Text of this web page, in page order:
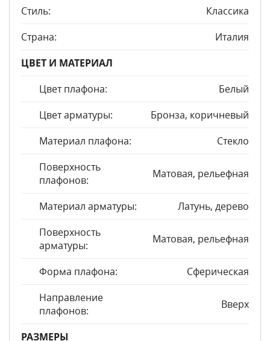
Стиль:
Классика
Страна:
Италия
ЦВЕТ И МАТЕРИАЛ
Цвет плафона:
Белый
Цвет арматуры:
Бронза, коричневый
Материал плафона:
Стекло
Поверхность
плафонов:
Матовая, рельефная
Материал арматуры:
Латунь, дерево
Поверхность
арматуры:
Матовая, рельефная
Форма плафона:
Сферическая
Направление
плафонов:
Вверх
РАЗМЕРЫ